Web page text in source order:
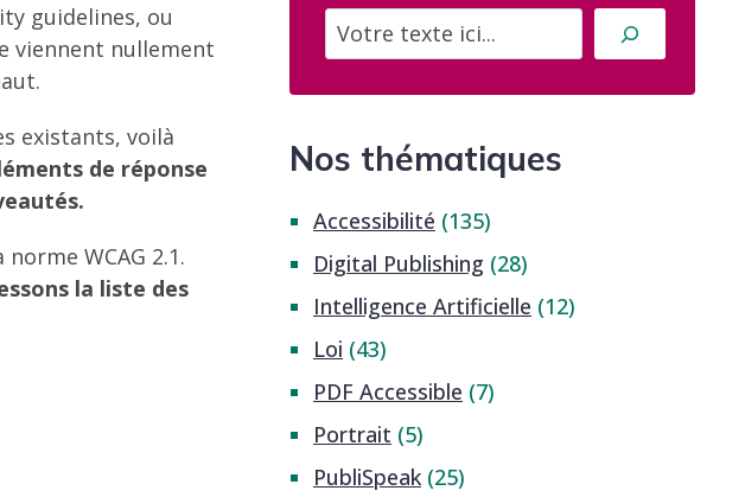
guidelines, ou
viennent nullement
existants, voilà
de réponse
WCAG 2.1.
la liste des
Nos thématiques
Accessibilité (135)
Digital Publishing (28)
Intelligence Artificielle (12)
Loi (43)
PDF Accessible (7)
Portrait (5)
PubliSpeak (25)